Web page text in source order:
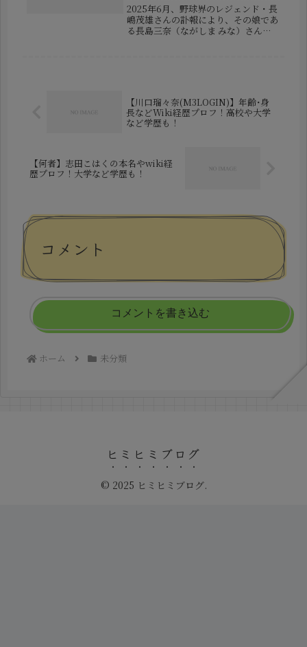
2025年6月、野球界のレジェンド・長
嶋茂雄さんの訃報により、その娘であ
る長島三奈（ながしま みな）さん
【川口瑠々奈(M3LOGIN)】年齢･身
長などWiki経歴プロフ！高校や大学
など学歴も！
【何者】志田こはくの本名やwiki経
歴プロフ！大学など学歴も！
コメント
コメントを書き込む
ホーム 未分類
ヒミヒミブログ
© 2025 ヒミヒミブログ.